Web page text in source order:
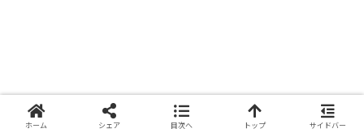
ホーム シェア 目次へ トップ サイドバー